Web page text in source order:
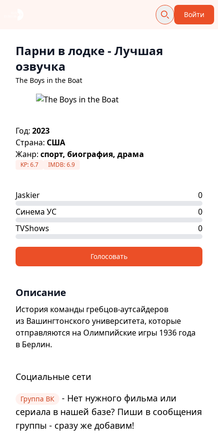
Войти
Парни в лодке- Лучшая
озвучка
The Boys in the Boat
Год: 2023
Страна: США
Жанр: спорт, биография, драма
KP:6.7 IMDB:6.9
Jaskier
0
Синема УС
0
TVShows
0
Голосовать
Описание
История команды гребцов-аутсайдеров
из Вашингтонского университета, которые
отправляются на Олимпийские игры 1936 года
в Берлин.
Социальные сети
Группа ВК
- Нет нужного фильма или
сериала в нашей базе? Пиши в сообщения
группы - сразу же добавим!